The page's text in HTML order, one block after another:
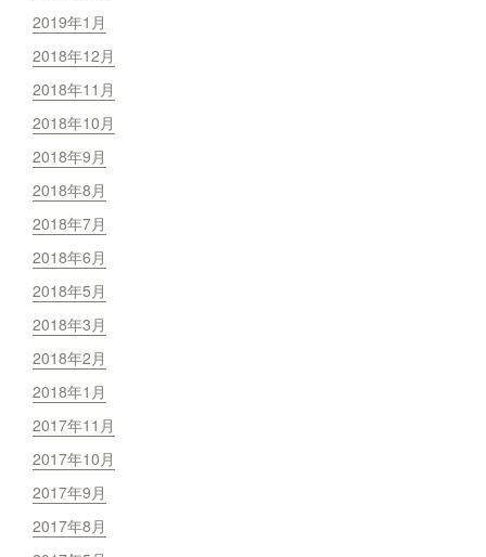
2019年1月
2018年12月
2018年11月
2018年10月
2018年9月
2018年8月
2018年7月
2018年6月
2018年5月
2018年3月
2018年2月
2018年1月
2017年11月
2017年10月
2017年9月
2017年8月